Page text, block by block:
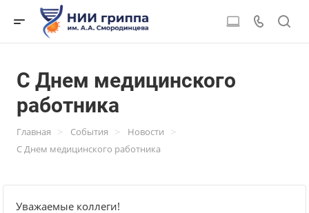
С Днем медицинского
работника
Главная > События > Новости >
С Днем медицинского работника
Уважаемые коллеги!